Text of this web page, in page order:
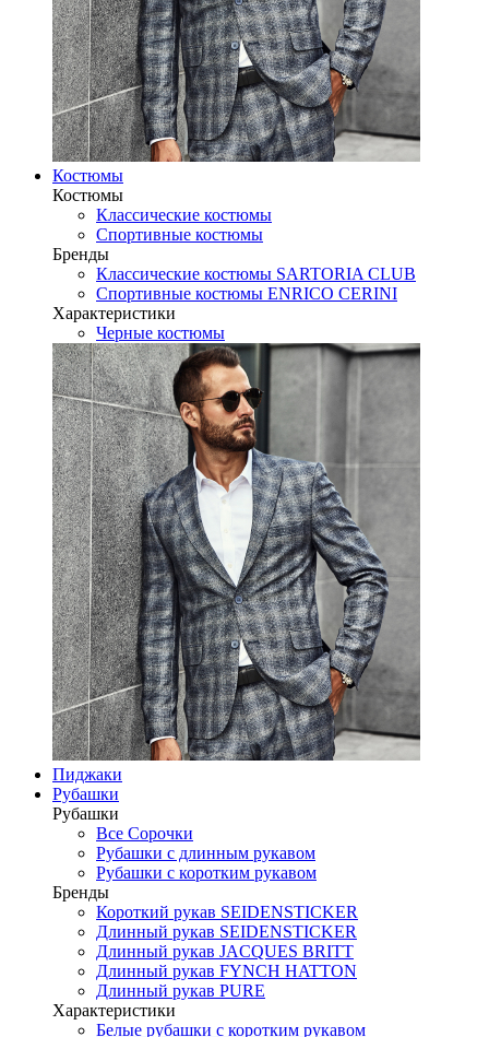
Костюмы
Костюмы
Классические костюмы
Спортивные костюмы
Бренды
Классические костюмы SARTORIA CLUB
Спортивные костюмы ENRICO CERINI
Характеристики
Черные костюмы
Пиджаки
Рубашки
Рубашки
Все Сорочки
Рубашки с длинным рукавом
Рубашки с коротким рукавом
Бренды
Короткий рукав SEIDENSTICKER
Длинный рукав SEIDENSTICKER
Длинный рукав JAСQUES BRITT
Длинный рукав FYNCH HATTON
Длинный рукав PURE
Характеристики
Белые рубашки с коротким рукавом